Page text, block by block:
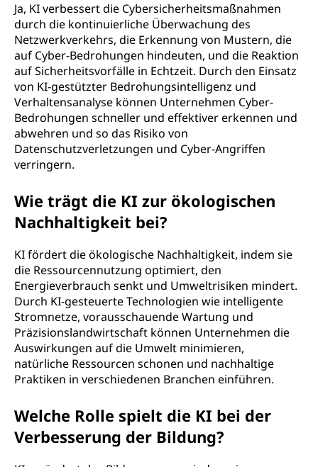
Ja, KI verbessert die Cybersicherheitsmaßnahmen
durch die kontinuierliche Überwachung des
Netzwerkverkehrs, die Erkennung von Mustern, die
auf Cyber-Bedrohungen hindeuten, und die Reaktion
auf Sicherheitsvorfälle in Echtzeit. Durch den Einsatz
von KI-gestützter Bedrohungsintelligenz und
Verhaltensanalyse können Unternehmen Cyber-
Bedrohungen schneller und effektiver erkennen und
abwehren und so das Risiko von
Datenschutzverletzungen und Cyber-Angriffen
verringern.
Wie trägt die KI zur ökologischen
Nachhaltigkeit bei?
KI fördert die ökologische Nachhaltigkeit, indem sie
die Ressourcennutzung optimiert, den
Energieverbrauch senkt und Umweltrisiken mindert.
Durch KI-gesteuerte Technologien wie intelligente
Stromnetze, vorausschauende Wartung und
Präzisionslandwirtschaft können Unternehmen die
Auswirkungen auf die Umwelt minimieren,
natürliche Ressourcen schonen und nachhaltige
Praktiken in verschiedenen Branchen einführen.
Welche Rolle spielt die KI bei der
Verbesserung der Bildung?